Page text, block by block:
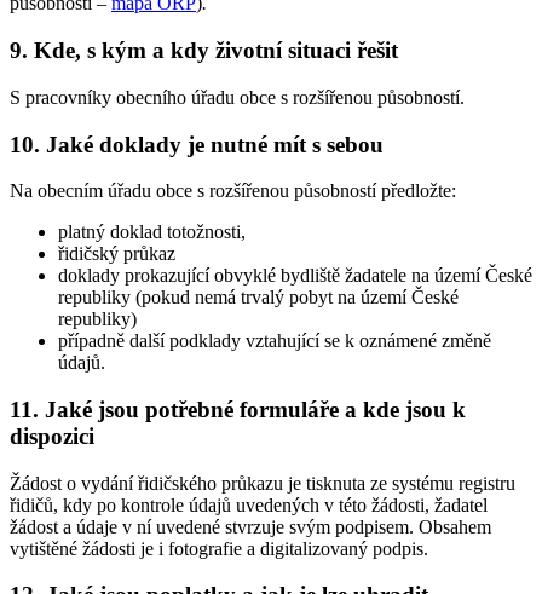
9. Kde, s kým a kdy životní situaci řešit
S pracovníky obecního úřadu obce s rozšířenou působností.
10. Jaké doklady je nutné mít s sebou
Na obecním úřadu obce s rozšířenou působností předložte:
platný doklad totožnosti,
řidičský průkaz
doklady prokazující obvyklé bydliště žadatele na území České
republiky (pokud nemá trvalý pobyt na území České
republiky)
případně další podklady vztahující se k oznámené změně
údajů.
11. Jaké jsou potřebné formuláře a kde jsou k
dispozici
Žádost o vydání řidičského průkazu je tisknuta ze systému registru
řidičů, kdy po kontrole údajů uvedených v této žádosti, žadatel
žádost a údaje v ní uvedené stvrzuje svým podpisem. Obsahem
vytištěné žádosti je i fotografie a digitalizovaný podpis.